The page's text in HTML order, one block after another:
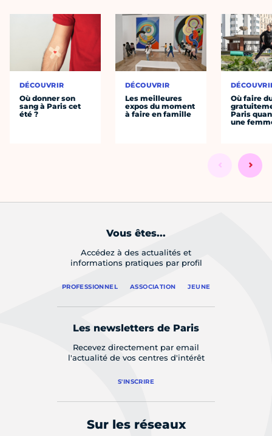
DÉCOUVRIR
Où donner son
sang à Paris cet
été ?
DÉCOUVRIR
Les meilleures
expos du moment
à faire en famille
Où faire
Paris
une
Vous êtes...
Accédez à des actualités et
informations pratiques par profil
PROFESSIONNEL ASSOCIATION JEUNE
Les newsletters de Paris
Recevez directement par email
l'actualité de vos centres d'intérêt
S'INSCRIRE
Sur les réseaux